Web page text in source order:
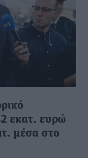
εκατ. ευρώ
μέσα στο